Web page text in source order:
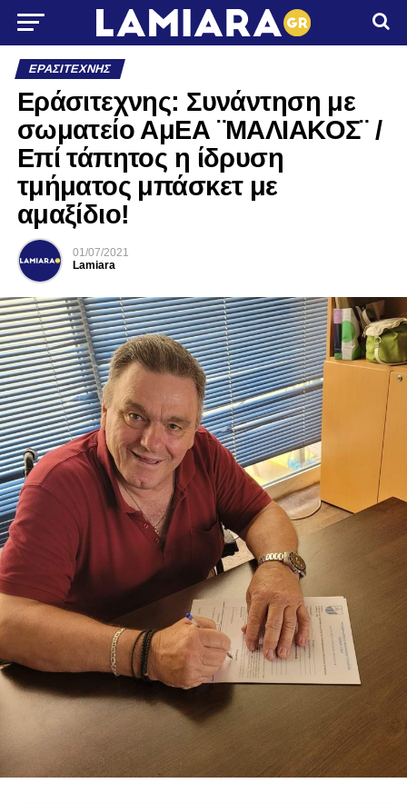
ΕΡΑΣΙΤΈΧΝΗΣ
Εράσιτεχνης: Συνάντηση με
σωματείο ΑμΕΑ ¨ΜΑΛΙΑΚΟΣ¨ /
Επί τάπητος η ίδρυση
τμήματος μπάσκετ με
αμαξίδιο!
01/07/2021
Lamiara